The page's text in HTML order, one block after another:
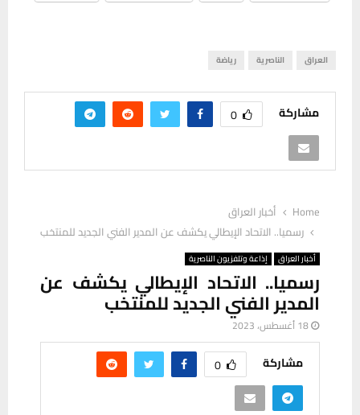
العراق الناصرية رياضة
مشاركة 0
Home
أخبار العراق
رسميا.. الاتحاد الإيطالي يكشف عن المدير الفني الجديد للمنتخب
أخبار العراق إذاعة وتلفزيون الناصرية
رسميا.. الاتحاد الإيطالي يكشف عن
المدير الفني الجديد للمنتخب
18 أغسطس، 2023
مشاركة 0